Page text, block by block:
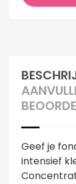
Geef je
intensief